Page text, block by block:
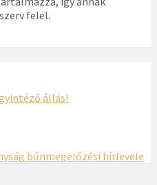
felel.
állás!
bűnmegelőzési hírlevele